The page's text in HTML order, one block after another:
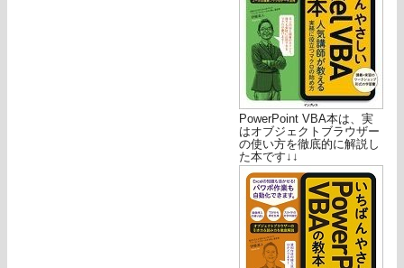
PowerPoint VBA本は、実
はオブジェクトブラウザー
の使い方を徹底的に解説し
た本です↓↓